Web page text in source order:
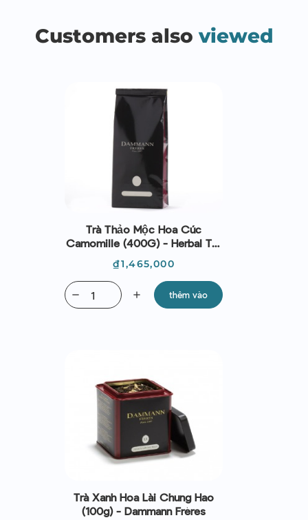
Customers also viewed
Trà Thảo Mộc Hoa Cúc
Camomille (400G) - Herbal Tea
- Dammann Frères
Giá
₫1,465,000
add
remove thêm vào
Trà Xanh Hoa Lài Chung Hao
(100g) - Dammann Frères